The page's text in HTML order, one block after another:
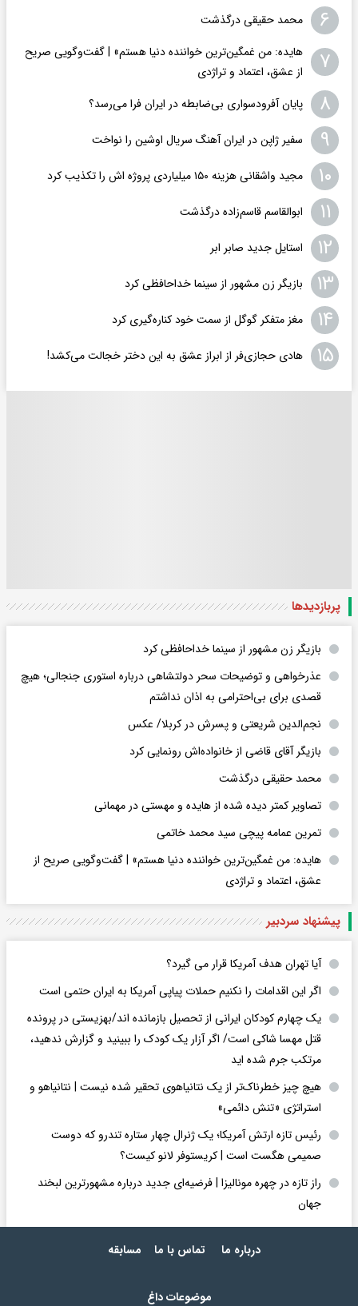
۶ محمد حقیقی درگذشت
۷
هایده: من غمگین‌ترین خواننده دنیا هستم» | گفت‌وگویی صریح
از عشق، اعتماد و تراژدی
۸ پایان آفرودسواری بی‌ضابطه در ایران فرا می‌رسد؟
۹ سفیر ژاپن در ایران آهنگ سریال اوشین را نواخت
۱۰ مجید واشقانی هزینه ۱۵۰ میلیاردی پروژه اش را تکذیب کرد
۱۱ ابوالقاسم قاسم‌زاده درگذشت
۱۲ استایل جدید صابر ابر
۱۳ بازیگر زن مشهور از سینما خداحافظی کرد
۱۴ مغز متفکر گوگل از سمت خود کناره‌گیری کرد
۱۵ هادی حجازی‌فر از ابراز عشق به این دختر خجالت می‌کشد!
پربازدید‌ها
بازیگر زن مشهور از سینما خداحافظی کرد
عذرخواهی و توضیحات سحر دولتشاهی درباره استوری جنجالی؛ هیچ
قصدی برای بی‌احترامی به اذان نداشتم
نجم‌الدین شریعتی و پسرش در کربلا/ عکس
بازیگر آقای قاضی از خانواده‌اش رونمایی کرد
محمد حقیقی درگذشت
تصاویر کمتر دیده شده از هایده و مهستی در مهمانی
تمرین عمامه پیچی سید محمد خاتمی
هایده: من غمگین‌ترین خواننده دنیا هستم» | گفت‌وگویی صریح از
عشق، اعتماد و تراژدی
پیشنهاد سردبیر
آیا تهران هدف آمریکا قرار می گیرد؟
اگر این اقدامات را نکنیم حملات پیاپی آمریکا به ایران حتمی است
یک چهارم کودکان ایرانی از تحصیل بازمانده اند/بهزیستی در پرونده
قتل مهسا شاکی است/ اگر آزار یک کودک را ببینید و گزارش ندهید،
مرتکب جرم شده اید
هیچ چیز خطرناک‌تر از یک نتانیاهوی تحقیر شده نیست | نتانیاهو و
استراتژی «تنش دائمی»
رئیس تازه ارتش آمریکا؛ یک ژنرال چهار ستاره تندرو که دوست
صمیمی هگست است | کریستوفر لانو کیست؟
راز تازه در چهره مونالیزا | فرضیه‌ای جدید درباره مشهورترین لبخند
جهان
درباره ما تماس با ما مسابقه
موضوعات داغ